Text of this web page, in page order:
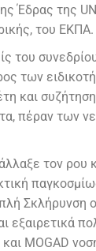
Έδρας της
του ΕΚΠΑ.
του
των
και
πέραν των
τον ρου
Σκλήρυνση
εξαιρετικά
MOGAD